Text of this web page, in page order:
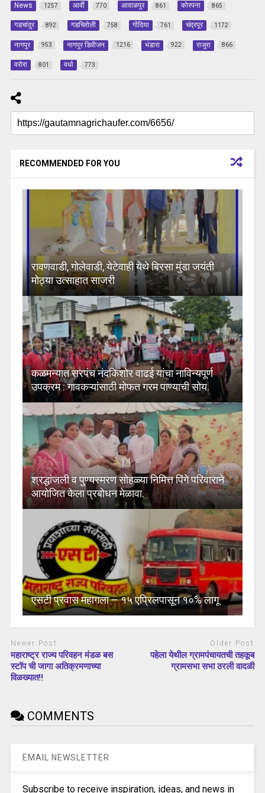
News 1257 आर्वी 770 आवाळपुर 861 कोरपना 865
गडचांदुर 892 गडचिरोली 758 गोंदिया 761 चंद्रपूर 1172
नागपुर 953 नागपुर डिवीजन 1216 भंडारा 922 राजुरा 866
वरोरा 801 वर्धा 773
RECOMMENDED FOR YOU
रावणवाडी, गोलेवाडी, येटेवाही येथे बिरसा मुंडा जयंती
मोठ्या उत्साहात साजरी
कळमन्यात सरपंच नंदकिशोर वाढई यांचा नाविन्यपूर्ण
उपक्रम : गावकऱ्यांसाठी मोफत गरम पाण्याची सोय.
श्रद्धांजली व पुण्यस्मरण सोहळ्या निमित्त पिंगे परिवाराने
आयोजित केला प्रबोधन मेळावा.
एसटी प्रवास महागला – १५ एप्रिलपासून १०% लागू
Newer Post
महाराष्ट्र राज्य परिवहन मंडळ बस
स्टॉप ची जागा अतिक्रमणाच्या
विळख्यात!!
Older Post
पहेला येथील ग्रामपंचायतची तहकूब
ग्रामसभा सभा ठरली वादळी
COMMENTS
EMAIL NEWSLETTER
Subscribe to receive inspiration, ideas, and news in